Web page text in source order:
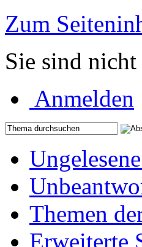
Zum
Sie sind nicht
Anmelden
Themen
Erweiterte